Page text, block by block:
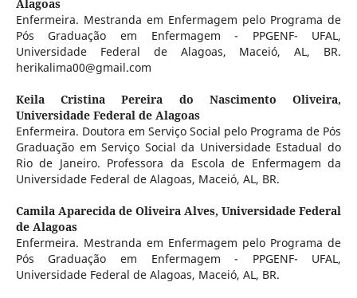
Alagoas
Enfermeira. Mestranda em Enfermagem pelo Programa de
Pós Graduação em Enfermagem - PPGENF- UFAL,
Universidade Federal de Alagoas, Maceió, AL, BR.
herikalima00@gmail.com
Keila Cristina Pereira do Nascimento Oliveira,
Universidade Federal de Alagoas
Enfermeira. Doutora em Serviço Social pelo Programa de Pós
Graduação em Serviço Social da Universidade Estadual do
Rio de Janeiro. Professora da Escola de Enfermagem da
Universidade Federal de Alagoas, Maceió, AL, BR.
Camila Aparecida de Oliveira Alves,Universidade Federal
de Alagoas
Enfermeira. Mestranda em Enfermagem pelo Programa de
Pós Graduação em Enfermagem - PPGENF- UFAL,
Universidade Federal de Alagoas, Maceió, AL, BR.